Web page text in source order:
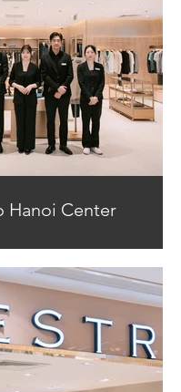
Hanoi Center